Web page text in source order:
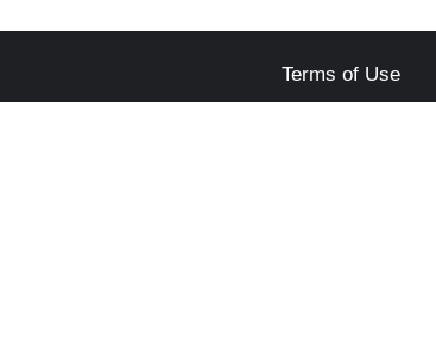
Terms of Use